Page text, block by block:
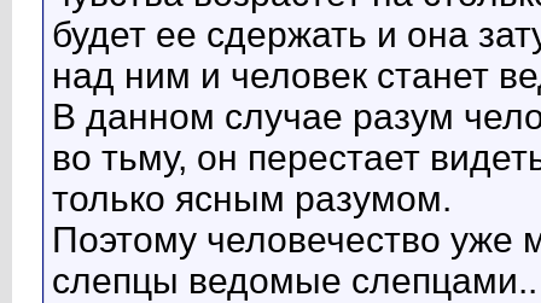
будет ее сдержать и она
над ним и человек станет
В данном случае разум
во тьму, он перестает
только ясным разумом.
Поэтому человечество уже
слепцы ведомые слепцами..